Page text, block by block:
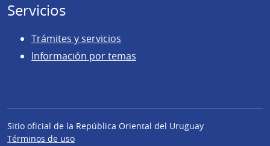
Servicios
Trámites y servicios
Información por temas
Sitio oficial de la República Oriental del Uruguay
Términos de uso